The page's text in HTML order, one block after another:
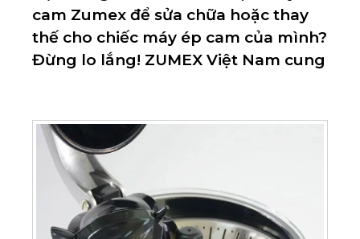
cam Zumex để sửa chữa hoặc thay
thế cho chiếc máy ép cam của mình?
Đừng lo lắng! ZUMEX Việt Nam cung